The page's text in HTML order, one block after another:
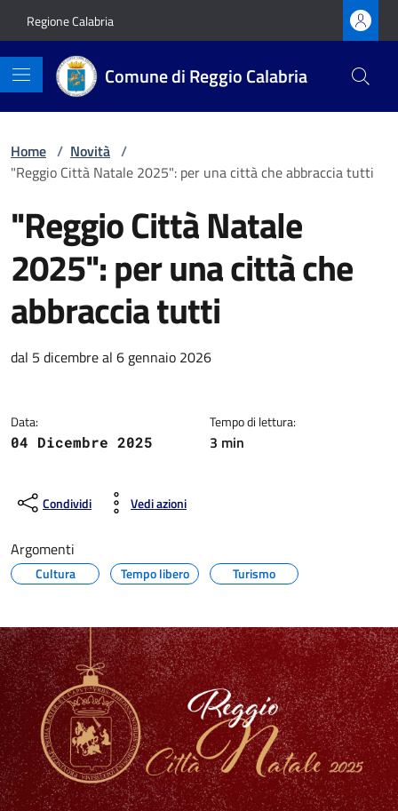
Regione Calabria
Comune di Reggio Calabria
Home / Novità /
"Reggio Città Natale 2025": per una città che abbraccia tutti
"Reggio Città Natale
2025": per una città che
abbraccia tutti
Dettagli della notizia
dal 5 dicembre al 6 gennaio 2026
Data:
04 Dicembre 2025
Tempo di lettura:
3 min
Condividi Vedi azioni
Argomenti
Cultura Tempo libero Turismo